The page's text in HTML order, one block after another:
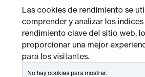
Las cookies de rendimiento se
comprender y analizar los
rendimiento clave del sitio web,
proporcionar una mejor
para los visitantes.
No hay cookies para mostrar.